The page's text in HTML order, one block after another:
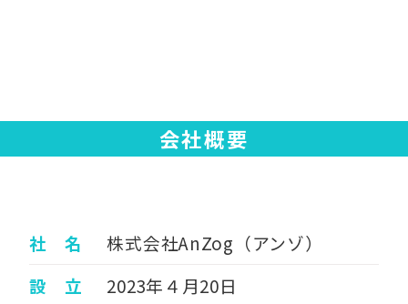
会社概要
社 名
株式会社AnZog（アンゾ）
設 立
2023年４月20日